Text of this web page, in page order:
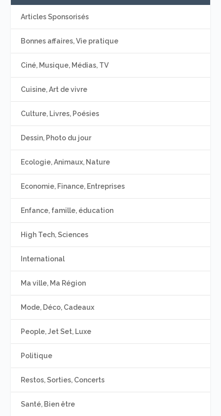
Articles Sponsorisés
Bonnes affaires, Vie pratique
Ciné, Musique, Médias, TV
Cuisine, Art de vivre
Culture, Livres, Poésies
Dessin, Photo du jour
Ecologie, Animaux, Nature
Economie, Finance, Entreprises
Enfance, famille, éducation
High Tech, Sciences
International
Ma ville, Ma Région
Mode, Déco, Cadeaux
People, Jet Set, Luxe
Politique
Restos, Sorties, Concerts
Santé, Bien être